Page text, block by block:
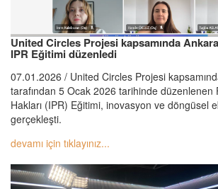
United Circles Projesi kapsamında
IPR Eğitimi düzenledi
07.01.2026 / United Circles Projesi
tarafından 5 Ocak 2026 tarihinde düzenlenen
Hakları (IPR) Eğitimi, inovasyon ve döngüsel
gerçekleşti.
devamı için tıklayınız...